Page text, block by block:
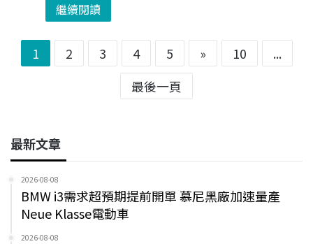
繼續閱讀
1 2 3 4 5 » 10
...
最後一頁
最新文章
2026-08-08
BMW i3需求超預期提前開單 慕尼黑廠加速量產
Neue Klasse電動車
2026-08-08